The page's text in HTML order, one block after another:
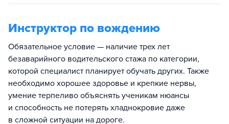
Инструктор по вождению
Обязательное условие — наличие трех лет
безаварийного водительского стажа по категории,
которой специалист планирует обучать других. Также
необходимо хорошее здоровье и крепкие нервы,
умение терпеливо объяснять ученикам нюансы
и способность не потерять хладнокровие даже
в сложной ситуации на дороге.